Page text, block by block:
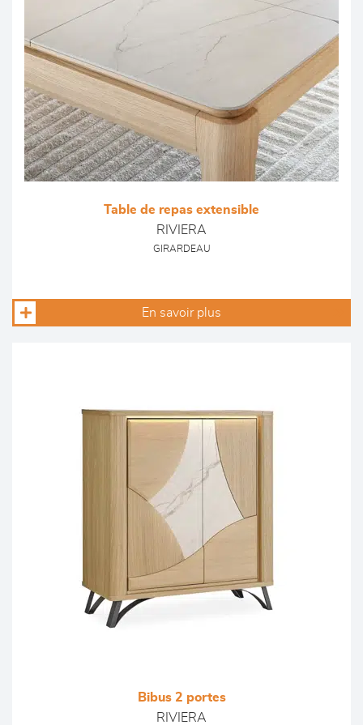
Table de repas extensible
RIVIERA
GIRARDEAU
En savoir plus
Bibus 2 portes
RIVIERA